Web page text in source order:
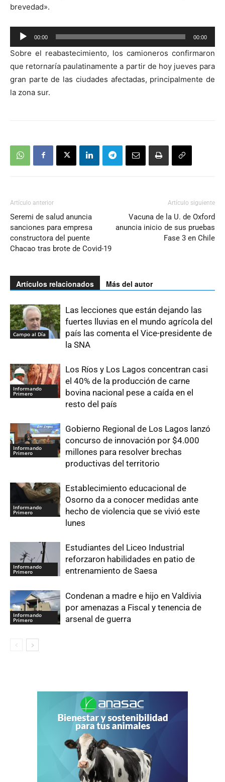
brevedad».
Reproductor
de
audio
00:00 00:00
Sobre el reabastecimiento, los camioneros confirmaron
que retornaría paulatinamente a partir de hoy jueves para
gran parte de las ciudades afectadas, principalmente de
la zona sur.
Artículo anterior
Seremi de salud anuncia
sanciones para empresa
constructora del puente
Chacao tras brote de Covid-19
Artículo siguiente
Vacuna de la U. de Oxford
anuncia inicio de sus pruebas
Fase 3 en Chile
Artículos relacionados Más del autor
Campo al Día
Las lecciones que están dejando las
fuertes lluvias en el mundo agrícola del
país las comenta el Vice-presidente de
la SNA
Informando
Primero
Los Ríos y Los Lagos concentran casi
el 40% de la producción de carne
bovina nacional pese a caída en el
resto del país
Informando
Primero
Gobierno Regional de Los Lagos lanzó
concurso de innovación por $4.000
millones para resolver brechas
productivas del territorio
Informando
Primero
Establecimiento educacional de
Osorno da a conocer medidas ante
hecho de violencia que se vivió este
lunes
Informando
Primero
Estudiantes del Liceo Industrial
reforzaron habilidades en patio de
entrenamiento de Saesa
Informando
Primero
Condenan a madre e hijo en Valdivia
por amenazas a Fiscal y tenencia de
arsenal de guerra